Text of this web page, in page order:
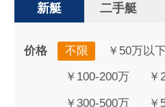
新艇 二手艇
价格 不限 ￥50万以
￥100-200万 ￥
￥300-500万 ￥